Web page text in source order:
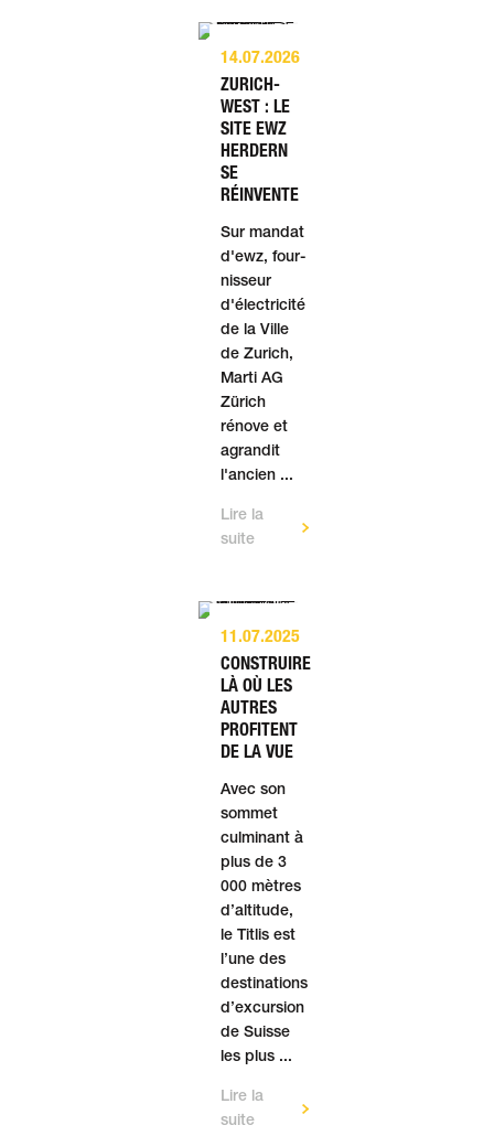
14.07.2026
ZURICH-
WEST : LE
SITE EWZ
HERDERN
SE
RÉINVENTE
Sur mandat
d'ewz, four­
nis­seur
d'élec­tri­cité
de la Ville
de Zurich,
Marti AG
Zürich
rénove et
agrandit
l'an­cien ...
Lire la
suite
11.07.2025
CONSTRUIRE
LÀ OÙ LES
AUTRES
PROFITENT
DE LA VUE
Avec son
sommet
culmi­nant à
plus de 3
000 mètres
d’alti­tude,
le Titlis est
l’une des
des­tinations
d’excur­sion
de Suisse
les plus ...
Lire la
suite